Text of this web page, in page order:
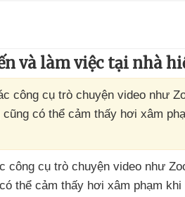
và làm việc tại nhà
công cụ trò chuyện video như
có thể cảm thấy hơi xâm
công cụ trò chuyện video như
có thể cảm thấy hơi xâm phạm